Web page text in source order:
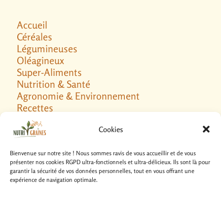
Cookies
Bienvenue sur notre site ! Nous sommes ravis de vous accueillir et de vous
présenter nos cookies RGPD ultra-fonctionnels et ultra-délicieux. Ils sont là pour
garantir la sécurité de vos données personnelles, tout en vous offrant une
expérience de navigation optimale.
Accueil
Céréales
Légumineuses
Oléagineux
Super-Aliments
Nutrition & Santé
Agronomie & Environnement
Recettes
Galerie
Blog